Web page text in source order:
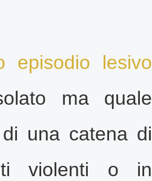
episodio lesivo
ma quale
una catena di
violenti o in